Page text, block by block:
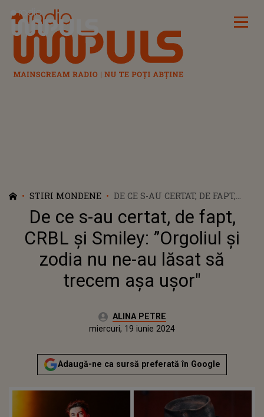
Radio Impuls
STIRI MONDENE
DE CE S-AU CERTAT, DE FAPT,
CRBL ȘI SMILEY: ”ORGOLIUL ȘI
ZODIA NU NE-AU LĂSAT SĂ
TRECEM AȘA UȘOR"
De ce s-au certat, de fapt,
CRBL și Smiley: ”Orgoliul și
zodia nu ne-au lăsat să
trecem așa ușor"
Autor:ALINA PETRE
Publicat:
miercuri, 19 iunie 2024
Adaugă-ne ca sursă preferată în Google